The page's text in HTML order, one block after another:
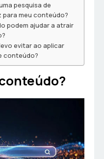
pesquisa de
meu conteúdo?
podem ajudar a atrair
evitar ao aplicar
conteúdo?